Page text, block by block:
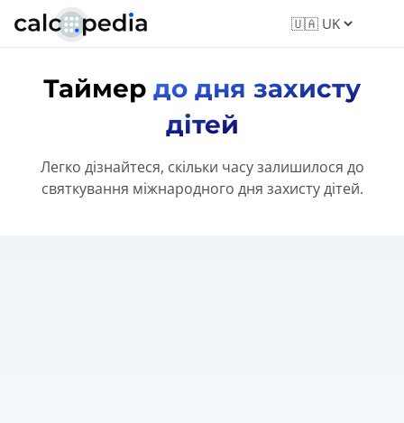
Таймер до дня захисту
дітей
Легко дізнайтеся, скільки часу залишилося до
святкування міжнародного дня захисту дітей.